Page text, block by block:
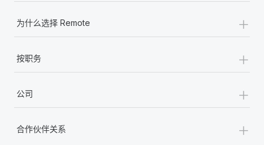
为什么选择 Remote +
按职务 +
公司 +
合作伙伴关系 +